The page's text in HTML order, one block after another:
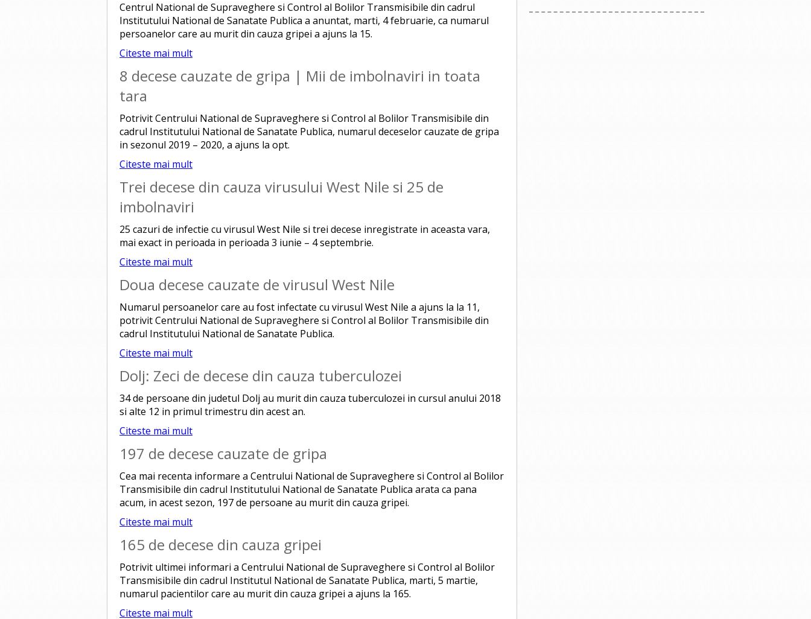
Centrul National de Supraveghere si Control al Bolilor Transmisibile din cadrul
Institutului National de Sanatate Publica a anuntat, marti, 4 februarie, ca numarul
persoanelor care au murit din cauza gripei a ajuns la 15.
Citeste mai mult
8 decese cauzate de gripa | Mii de imbolnaviri in toata
tara
Potrivit Centrului National de Supraveghere si Control al Bolilor Transmisibile din
cadrul Institutului National de Sanatate Publica, numarul deceselor cauzate de gripa
in sezonul 2019 – 2020, a ajuns la opt.
Citeste mai mult
Trei decese din cauza virusului West Nile si 25 de
imbolnaviri
25 cazuri de infectie cu virusul West Nile si trei decese inregistrate in aceasta vara,
mai exact in perioada in perioada 3 iunie – 4 septembrie.
Citeste mai mult
Doua decese cauzate de virusul West Nile
Numarul persoanelor care au fost infectate cu virusul West Nile a ajuns la la 11,
potrivit Centrului National de Supraveghere si Control al Bolilor Transmisibile din
cadrul Institutului National de Sanatate Publica.
Citeste mai mult
Dolj: Zeci de decese din cauza tuberculozei
34 de persoane din judetul Dolj au murit din cauza tuberculozei in cursul anului 2018
si alte 12 in primul trimestru din acest an.
Citeste mai mult
197 de decese cauzate de gripa
Cea mai recenta informare a Centrului National de Supraveghere si Control al Bolilor
Transmisibile din cadrul Institutului National de Sanatate Publica arata ca pana
acum, in acest sezon, 197 de persoane au murit din cauza gripei.
Citeste mai mult
165 de decese din cauza gripei
Potrivit ultimei informari a Centrului National de Supraveghere si Control al Bolilor
Transmisibile din cadrul Institutul National de Sanatate Publica, marti, 5 martie,
numarul pacientilor care au murit din cauza gripei a ajuns la 165.
Citeste mai mult